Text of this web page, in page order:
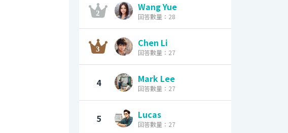
Wang Yue
回答數量：28
Chen Li
回答數量：27
4 Mark Lee
回答數量：27
5 Lucas
回答數量：27